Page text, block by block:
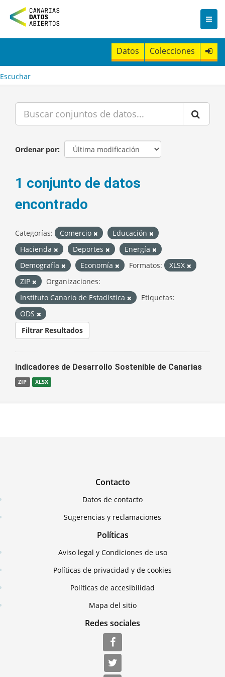
n
t
Datos Colecciones
Escuchar
Ordenar por
1 conjunto de datos
encontrado
Categorías: Comercio
Educación
Hacienda
Deportes
Energía
Demografía
Economía Formatos:
XLSX
ZIP
Organizaciones:
Instituto Canario de Estadística
Etiquetas:
ODS
Filtrar Resultados
Indicadores de Desarrollo Sostenible de Canarias
ZIP XLSX
Contacto
Datos de contacto
Sugerencias y reclamaciones
Políticas
Aviso legal y Condiciones de uso
Políticas de privacidad y de cookies
Políticas de accesibilidad
Mapa del sitio
Redes sociales